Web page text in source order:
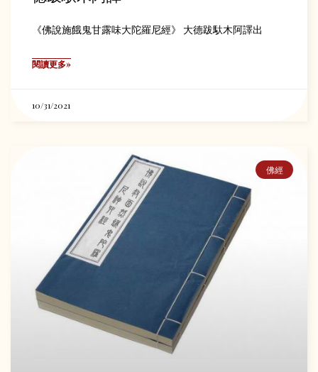
《佛說施餓鬼甘露味大陀羅尼經》 大德跋馱木阿譯出
閱讀更多»
10/31/2021
佛經